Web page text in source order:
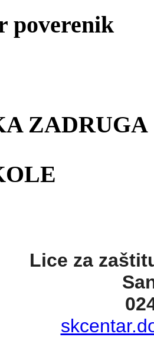
poverenik
ZADRUGA
Lice za